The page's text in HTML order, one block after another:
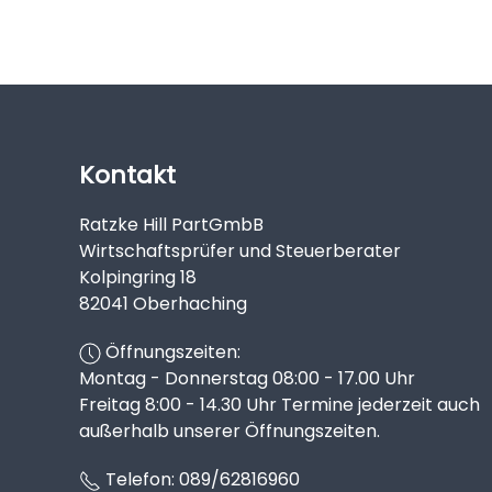
Kontakt
Ratzke Hill PartGmbB
Wirtschaftsprüfer und Steuerberater
Kolpingring 18
82041 Oberhaching
Öffnungszeiten:
Montag - Donnerstag 08:00 - 17.00 Uhr
Freitag 8:00 - 14.30 Uhr Termine jederzeit auch
außerhalb unserer Öffnungszeiten.
Telefon: 089/62816960